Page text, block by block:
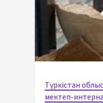
Түркістан
мектеп-